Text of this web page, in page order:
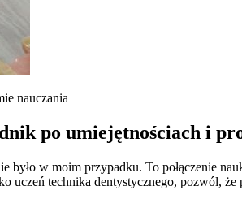
nauczania
po umiejętnościach i
w moim przypadku. To połączenie
uczeń technika dentystycznego, pozwól,